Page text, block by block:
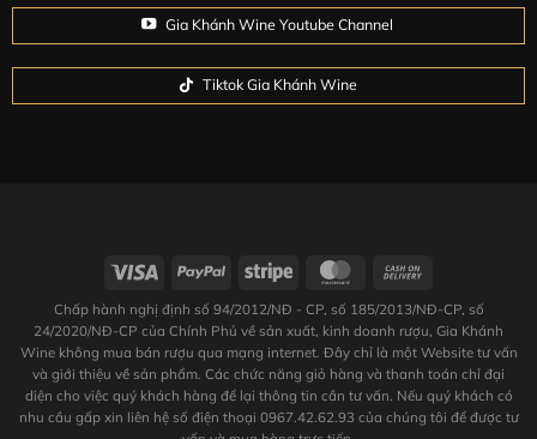
Gia Khánh Wine Youtube Channel
Tiktok Gia Khánh Wine
Chấp hành nghị định số 94/2012/NĐ - CP, số 185/2013/NĐ-CP, số
24/2020/NĐ-CP của Chính Phủ về sản xuất, kinh doanh rượu, Gia Khánh
Wine không mua bán rượu qua mạng internet. Đây chỉ là một Website tư vấn
và giới thiệu về sản phẩm. Các chức năng giỏ hàng và thanh toán chỉ đại
diện cho việc quý khách hàng để lại thông tin cần tư vấn. Nếu quý khách có
nhu cầu gấp xin liên hệ số điện thoại 0967.42.62.93 của chúng tôi để được tư